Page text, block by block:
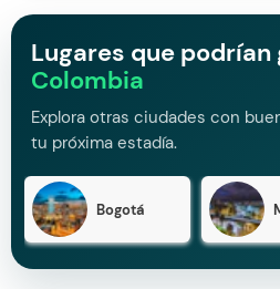
Lugares que
Colombia
Explora otras ciudades con
tu próxima estadía.
Bogotá